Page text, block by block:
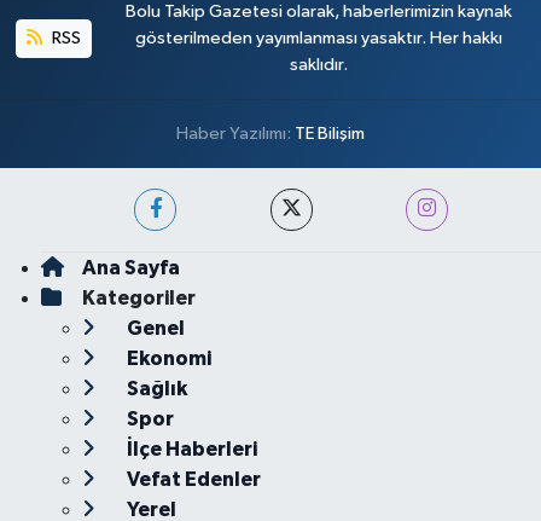
RSS
Bolu Takip Gazetesi olarak, haberlerimizin kaynak
gösterilmeden yayımlanması yasaktır. Her hakkı
saklıdır.
Haber Yazılımı: TE Bilişim
Ana Sayfa
Kategoriler
Genel
Ekonomi
Sağlık
Spor
İlçe Haberleri
Vefat Edenler
Yerel